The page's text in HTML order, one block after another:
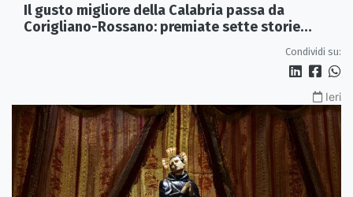
Il gusto migliore della Calabria passa da
Corigliano-Rossano: premiate sette storie
Condividi su:
Ieri